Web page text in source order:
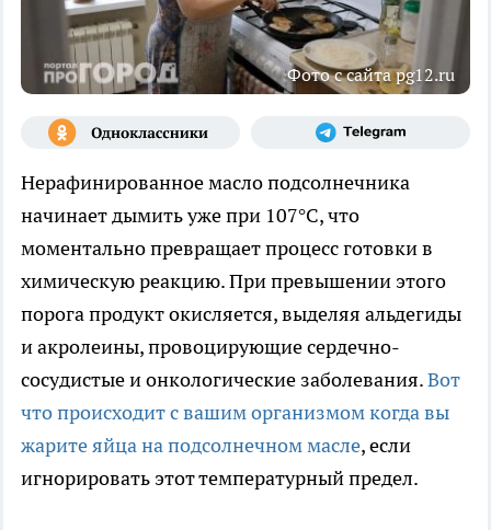
Фото с сайта pg12.ru
Нерафинированное масло подсолнечника
начинает дымить уже при 107°C, что
моментально превращает процесс готовки в
химическую реакцию. При превышении этого
порога продукт окисляется, выделяя альдегиды
и акролеины, провоцирующие сердечно-
сосудистые и онкологические заболевания.Вот
что происходит с вашим организмом когда вы
жарите яйца на подсолнечном масле, если
игнорировать этот температурный предел.